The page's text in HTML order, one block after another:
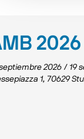
2026
2026 / 19
1, 70629